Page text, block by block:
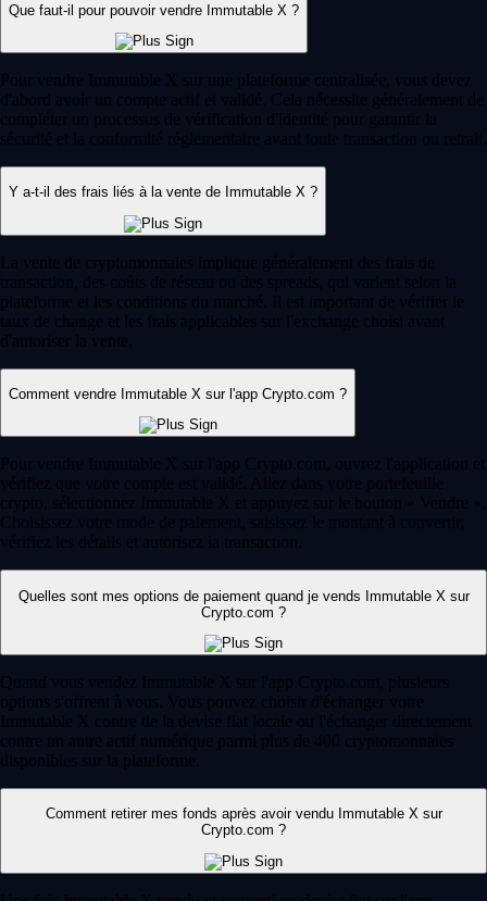
Que faut-il pour pouvoir vendre Immutable X ?
Pour vendre Immutable X sur une plateforme centralisée, vous devez
d'abord avoir un compte actif et validé. Cela nécessite généralement de
compléter un processus de vérification d'identité pour garantir la
sécurité et la conformité réglementaire avant toute transaction ou retrait.
Y a-t-il des frais liés à la vente de Immutable X ?
La vente de cryptomonnaies implique généralement des frais de
transaction, des coûts de réseau ou des spreads, qui varient selon la
plateforme et les conditions du marché. Il est important de vérifier le
taux de change et les frais applicables sur l'exchange choisi avant
d'autoriser la vente.
Comment vendre Immutable X sur l'app Crypto.com ?
Pour vendre Immutable X sur l'app Crypto.com, ouvrez l'application et
vérifiez que votre compte est validé. Allez dans votre portefeuille
crypto, sélectionnez Immutable X et appuyez sur le bouton « Vendre ».
Choisissez votre mode de paiement, saisissez le montant à convertir,
vérifiez les détails et autorisez la transaction.
Quelles sont mes options de paiement quand je vends Immutable X sur
Crypto.com ?
Quand vous vendez Immutable X sur l'app Crypto.com, plusieurs
options s'offrent à vous. Vous pouvez choisir d'échanger votre
Immutable X contre de la devise fiat locale ou l'échanger directement
contre un autre actif numérique parmi plus de 400 cryptomonnaies
disponibles sur la plateforme.
Comment retirer mes fonds après avoir vendu Immutable X sur
Crypto.com ?